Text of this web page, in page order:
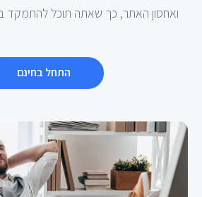
ואחסון האתר, כך שאתה תוכל להתמקד
התחל בחינם